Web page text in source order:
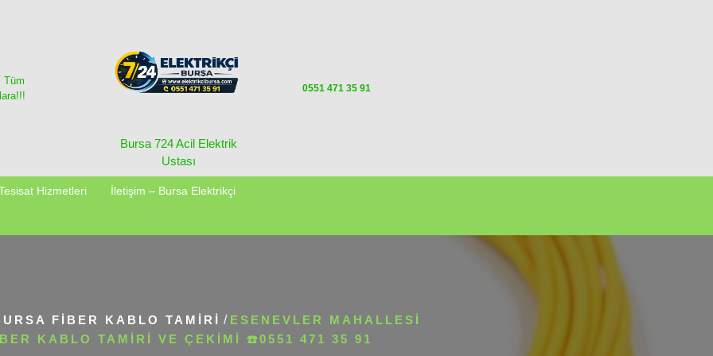
Tüm
Bursa 724 Acil Elektrik
Ustası
0551 471 35 91
Hizmetleri İletişim – Bursa Elektrikçi
FİBER KABLO TAMİRİ / ESENEVLER MAHALLESI
KABLO TAMIRI VE ÇEKIMI ☎️0551 471 35 91